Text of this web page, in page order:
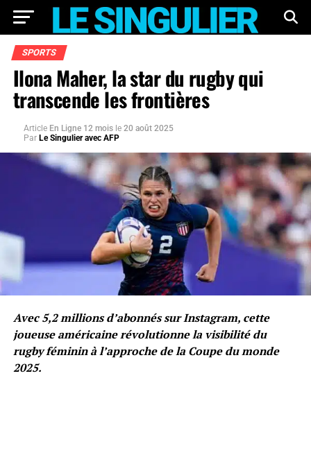
SPORTS
Ilona Maher, la star du rugby qui
transcende les frontières
Article En Ligne 12 mois le 20 août 2025
Par Le Singulier avec AFP
Avec 5,2 millions d’abonnés sur Instagram, cette
joueuse américaine révolutionne la visibilité du
rugby féminin à l’approche de la Coupe du monde
2025.